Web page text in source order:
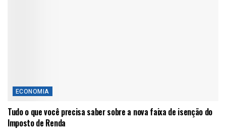
ECONOMIA
Tudo o que você precisa saber sobre a nova faixa de isenção do
Imposto de Renda